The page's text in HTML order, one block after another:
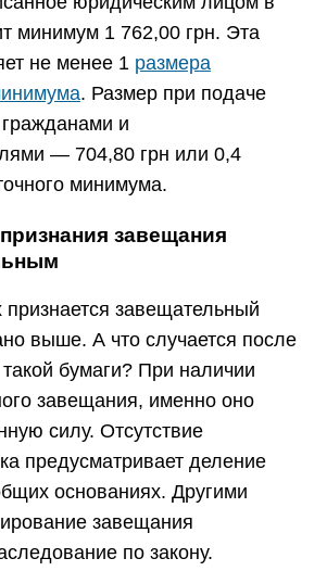
минимум 1 762,00 грн. Эта
не менее 1 размера
. Размер при подаче
и
— 704,80 грн или 0,4
минимума.
завещания
признается завещательный
выше. А что случается после
бумаги? При наличии
завещания, именно оно
силу. Отсутствие
предусматривает деление
основаниях. Другими
завещания
по закону.